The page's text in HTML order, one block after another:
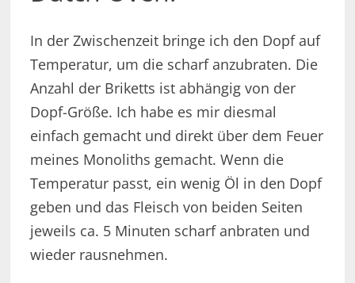
In der Zwischenzeit bringe ich den Dopf auf
Temperatur, um die scharf anzubraten. Die
Anzahl der Briketts ist abhängig von der
Dopf-Größe. Ich habe es mir diesmal
einfach gemacht und direkt über dem Feuer
meines Monoliths gemacht. Wenn die
Temperatur passt, ein wenig Öl in den Dopf
geben und das Fleisch von beiden Seiten
jeweils ca. 5 Minuten scharf anbraten und
wieder rausnehmen.